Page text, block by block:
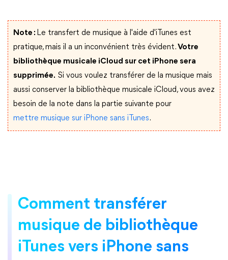
Note : Le transfert de musique à l'aide d'iTunes est
pratique, mais il a un inconvénient très évident.Votre
bibliothèque musicale iCloud sur cet iPhone sera
supprimée. Si vous voulez transférer de la musique mais
aussi conserver la bibliothèque musicale iCloud, vous avez
besoin de la note dans la partie suivante pour
mettre musique sur iPhone sans iTunes.
Comment transférer
musique de bibliothèque
iTunes vers iPhone sans